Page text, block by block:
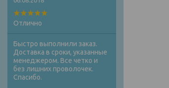
Отлично
Быстро выполнили заказ.
Доставка в сроки, указанные
менеджером. Все четко и
без лишних проволочек.
Спасибо.